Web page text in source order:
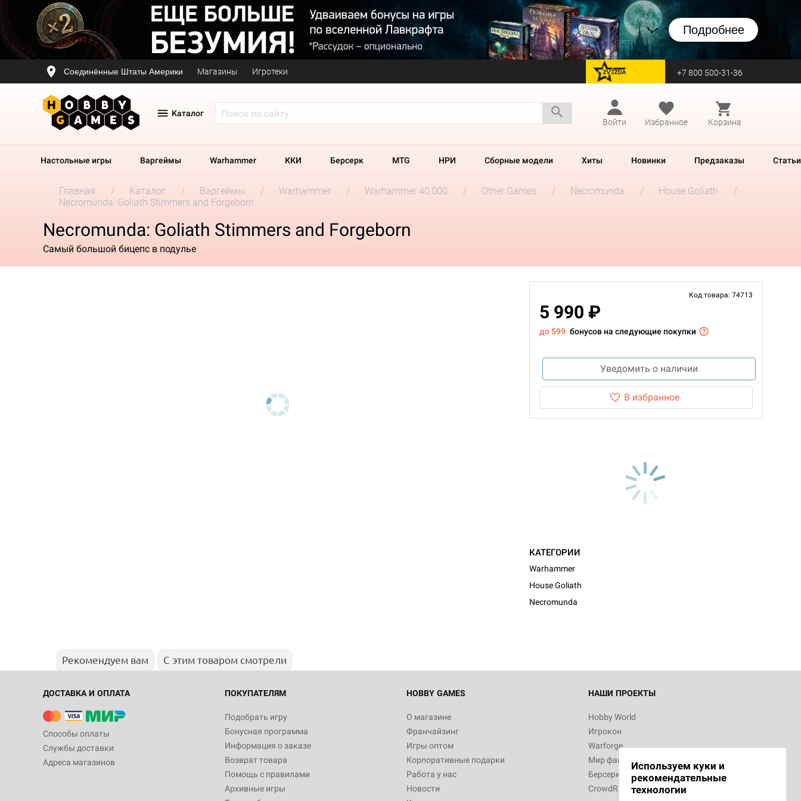
Подробнее
Соединённые Штаты Америки Магазины Игротеки перейти на Zvezda +7 800 500-31-36
Каталог
Войти
Избранное Корзина
Настольные игры Варгеймы Warhammer ККИ Берсерк MTG НРИ Сборные модели Хиты Новинки Предзаказы Статьи
Главная Каталог Варгеймы Warhammer Warhammer 40,000 Other Games Necromunda
House Goliath
Necromunda: Goliath Stimmers and Forgeborn
Necromunda: Goliath Stimmers and Forgeborn
Самый большой бицепс в подулье
Код товара: 74713
5 990 ₽
до 599 бонусов на следующие покупки
Уведомить о наличии
В избранное
КАТЕГОРИИ
Warhammer
House Goliath
Necromunda
Рекомендуем вам С этим товаром смотрели
ДОСТАВКА И ОПЛАТА
Способы оплаты
Службы доставки
Адреса магазинов
ПОКУПАТЕЛЯМ
Подобрать игру
Бонусная программа
Информация о заказе
Возврат товара
Помощь с правилами
Архивные игры
HOBBY GAMES
О магазине
Франчайзинг
Игры оптом
Корпоративные подарки
Работа у нас
Новости
НАШИ ПРОЕКТЫ
Hobby World
Игрокон
Warforge
Мир фантастики
Берсерк
CrowdRepublic
Используем куки и
рекомендательные
технологии